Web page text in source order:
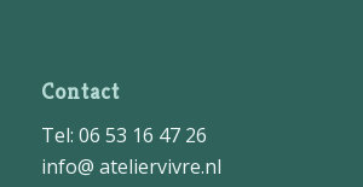
Contact
Tel: 06 53 16 47 26
info@ ateliervivre.nl